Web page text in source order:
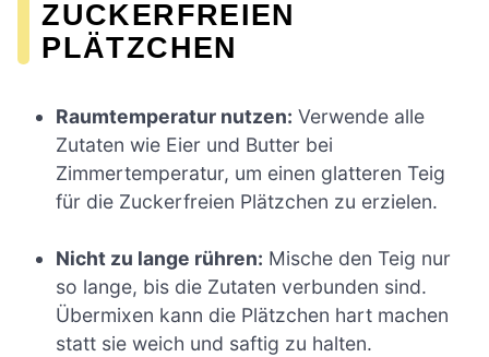
ZUCKERFREIEN
PLÄTZCHEN
Raumtemperatur nutzen: Verwende alle
Zutaten wie Eier und Butter bei
Zimmertemperatur, um einen glatteren Teig
für die Zuckerfreien Plätzchen zu erzielen.
Nicht zu lange rühren: Mische den Teig nur
so lange, bis die Zutaten verbunden sind.
Übermixen kann die Plätzchen hart machen
statt sie weich und saftig zu halten.